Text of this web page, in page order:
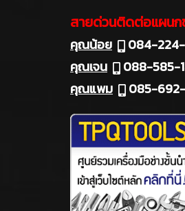
สายด่วนติดต่อแผนก
คุณน้อย
084-
คุณเจน
088-585-
คุณแพม
085-